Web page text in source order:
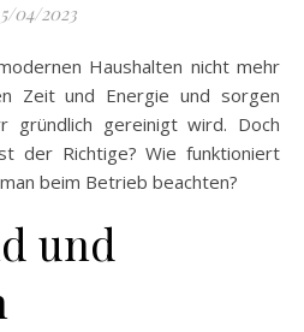
04/2023
Zeit und Energie und sorgen
gründlich gereinigt wird. Doch
der Richtige? Wie funktioniert
beim Betrieb beachten?
und